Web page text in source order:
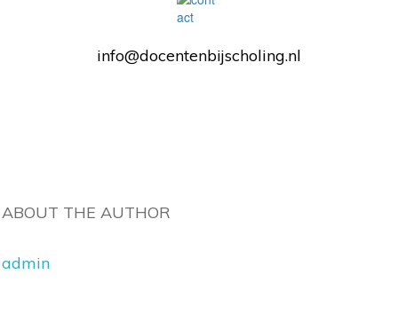
info@docentenbijscholing.nl
ABOUT THE AUTHOR
admin